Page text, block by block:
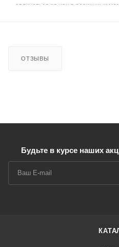
отличаться от цен в розничных
ОТЗЫВЫ
Будьте в курсе наших